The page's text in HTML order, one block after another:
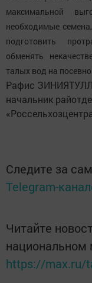
максимальной
необходимые
подготовить
обменять
талых вод на
Рафис
начальник
Следите за
Telegram-
Читайте
https://max.ru/